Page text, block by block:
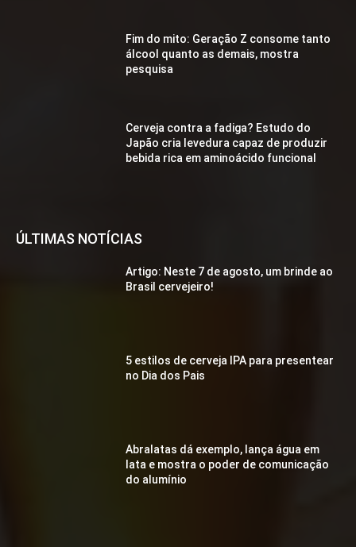
Fim do mito: Geração Z consome tanto
álcool quanto as demais, mostra
pesquisa
Cerveja contra a fadiga? Estudo do
Japão cria levedura capaz de produzir
bebida rica em aminoácido funcional
ÚLTIMAS NOTÍCIAS
Artigo: Neste 7 de agosto, um brinde ao
Brasil cervejeiro!
5 estilos de cerveja IPA para presentear
no Dia dos Pais
Abralatas dá exemplo, lança água em
lata e mostra o poder de comunicação
do alumínio